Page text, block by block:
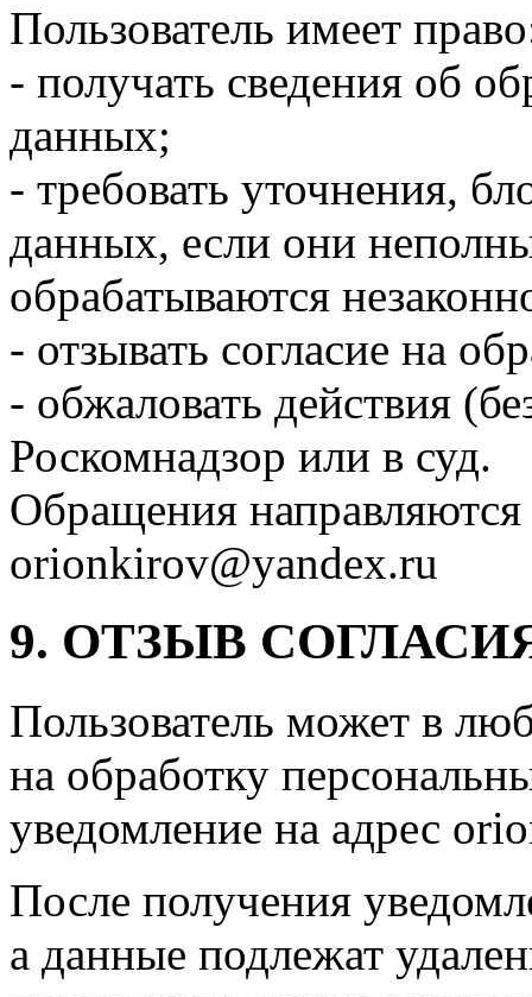
Пользователь имеет
- получать сведения об
данных;
- требовать уточнения,
данных, если они
обрабатываются
- отзывать согласие на
- обжаловать действия
Роскомнадзор или в суд.
Обращения
orionkirov@yandex.ru
9. ОТЗЫВ
Пользователь может в
на обработку
уведомление на адрес
После получения
а данные подлежат